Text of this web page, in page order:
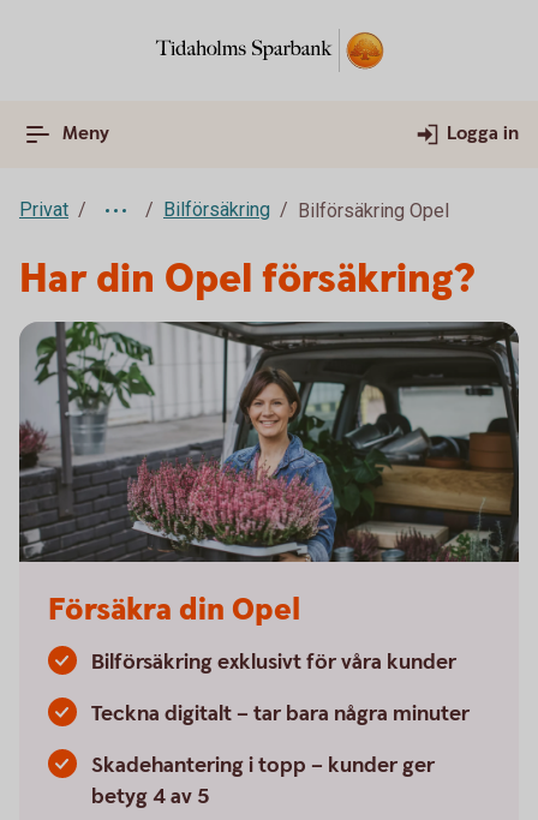
Meny Logga in
Privat Bilförsäkring Bilförsäkring Opel
Har din Opel försäkring?
Försäkra din Opel
Bilförsäkring exklusivt för våra kunder
Teckna digitalt – tar bara några minuter
Skadehantering i topp – kunder ger
betyg 4 av 5